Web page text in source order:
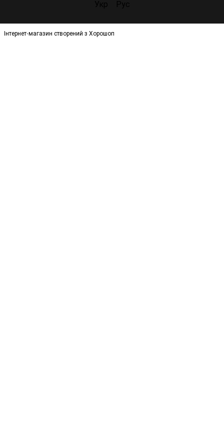
Укр Рус
Інтернет-магазин створений з Хорошоп